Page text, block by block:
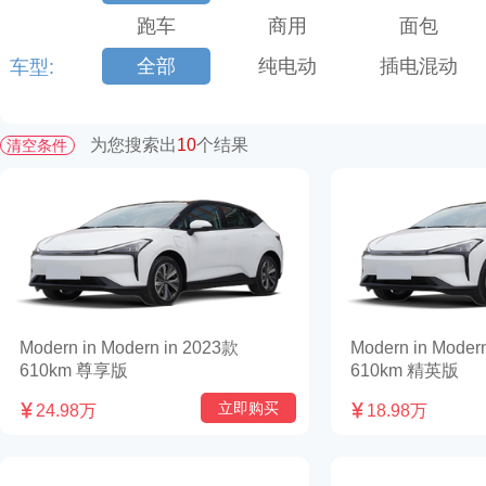
跑车
商用
面包
车型:
全部 纯电动 插电混动
清空条件 为您搜索出10个结果
Modern in Modern in 2023款
610km 尊享版
 24.98万 立即购买
Modern in
610km 精英版
 18.98万